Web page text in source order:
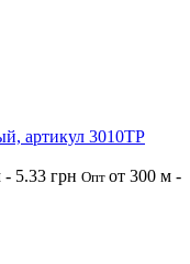
артикул 3010ТР
- 5.33 грн Опт от 300 м -